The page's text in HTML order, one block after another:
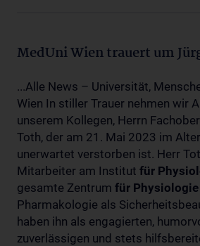
MedUni Wien trauert um
...Alle News – Universität,
Wien In stiller Trauer nehmen wir
unserem Kollegen, Herrn
Toth, der am 21. Mai 2023 im
unerwartet verstorben ist. Herr
Mitarbeiter am Institut für
gesamte Zentrum für Physiologie
Pharmakologie als
haben ihn als engagierten,
zuverlässigen und stets